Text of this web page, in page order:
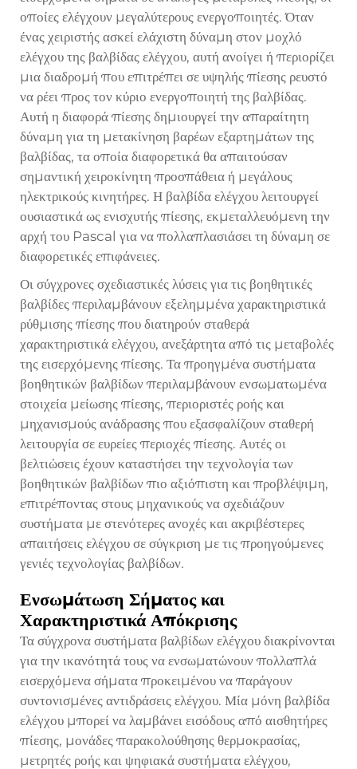
οποίες ελέγχουν μεγαλύτερους ενεργοποιητές. Όταν
ένας χειριστής ασκεί ελάχιστη δύναμη στον μοχλό
ελέγχου της βαλβίδας ελέγχου, αυτή ανοίγει ή περιορίζει
μια διαδρομή που επιτρέπει σε υψηλής πίεσης ρευστό
να ρέει προς τον κύριο ενεργοποιητή της βαλβίδας.
Αυτή η διαφορά πίεσης δημιουργεί την απαραίτητη
δύναμη για τη μετακίνηση βαρέων εξαρτημάτων της
βαλβίδας, τα οποία διαφορετικά θα απαιτούσαν
σημαντική χειροκίνητη προσπάθεια ή μεγάλους
ηλεκτρικούς κινητήρες. Η βαλβίδα ελέγχου λειτουργεί
ουσιαστικά ως ενισχυτής πίεσης, εκμεταλλευόμενη την
αρχή του Pascal για να πολλαπλασιάσει τη δύναμη σε
διαφορετικές επιφάνειες.
Οι σύγχρονες σχεδιαστικές λύσεις για τις βοηθητικές
βαλβίδες περιλαμβάνουν εξελημμένα χαρακτηριστικά
ρύθμισης πίεσης που διατηρούν σταθερά
χαρακτηριστικά ελέγχου, ανεξάρτητα από τις μεταβολές
της εισερχόμενης πίεσης. Τα προηγμένα συστήματα
βοηθητικών βαλβίδων περιλαμβάνουν ενσωματωμένα
στοιχεία μείωσης πίεσης, περιοριστές ροής και
μηχανισμούς ανάδρασης που εξασφαλίζουν σταθερή
λειτουργία σε ευρείες περιοχές πίεσης. Αυτές οι
βελτιώσεις έχουν καταστήσει την τεχνολογία των
βοηθητικών βαλβίδων πιο αξιόπιστη και προβλέψιμη,
επιτρέποντας στους μηχανικούς να σχεδιάζουν
συστήματα με στενότερες ανοχές και ακριβέστερες
απαιτήσεις ελέγχου σε σύγκριση με τις προηγούμενες
γενιές τεχνολογίας βαλβίδων.
Ενσωμάτωση Σήματος και
Χαρακτηριστικά Απόκρισης
Τα σύγχρονα συστήματα βαλβίδων ελέγχου διακρίνονται
για την ικανότητά τους να ενσωματώνουν πολλαπλά
εισερχόμενα σήματα προκειμένου να παράγουν
συντονισμένες αντιδράσεις ελέγχου. Μία μόνη βαλβίδα
ελέγχου μπορεί να λαμβάνει εισόδους από αισθητήρες
πίεσης, μονάδες παρακολούθησης θερμοκρασίας,
μετρητές ροής και ψηφιακά συστήματα ελέγχου,